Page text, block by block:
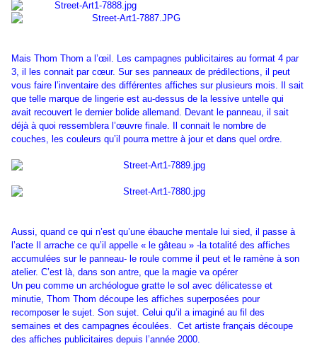
Mais Thom Thom a l’œil. Les campagnes publicitaires au format 4 par
3, il les connait par cœur. Sur ses panneaux de prédilections, il peut
vous faire l’inventaire des différentes affiches sur plusieurs mois. Il sait
que telle marque de lingerie est au-dessus de la lessive untelle qui
avait recouvert le dernier bolide allemand. Devant le panneau, il sait
déjà à quoi ressemblera l’œuvre finale. Il connait le nombre de
couches, les couleurs qu’il pourra mettre à jour et dans quel ordre.
Aussi, quand ce qui n’est qu’une ébauche mentale lui sied, il passe à
l’acte
Il arrache ce qu’il appelle « le gâteau » -la totalité des affiches
accumulées sur le panneau- le roule comme il peut et le ramène à son
atelier. C’est là, dans son antre, que la magie va opérer
Un peu comme un archéologue gratte le sol avec délicatesse et
minutie, Thom Thom découpe les affiches superposées pour
recomposer le sujet. Son sujet. Celui qu’il a imaginé au fil des
semaines et des campagnes écoulées. Cet artiste français découpe
des affiches publicitaires depuis l’année 2000.